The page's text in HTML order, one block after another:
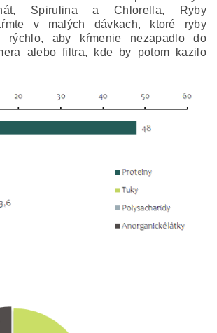
Spirulina a Chlorella,
Ryby
v malých dávkach, ktoré ryby
rýchlo, aby kŕmenie nezapadlo do
alebo filtra, kde by potom kazilo